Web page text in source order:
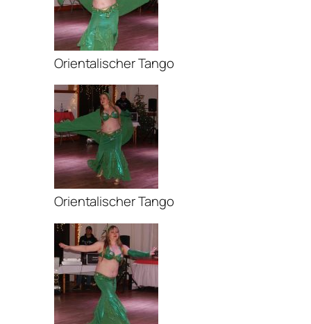
Orientalischer Tango
Orientalischer Tango